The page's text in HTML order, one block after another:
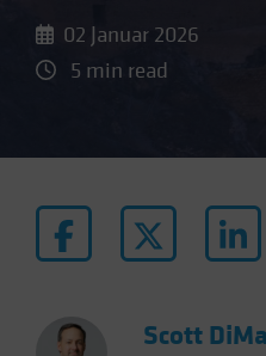
Japan - 日本
Latin America
Norway
Other Asia-Pacific
Portugal
02 Januar 2026
5 min read
Scott